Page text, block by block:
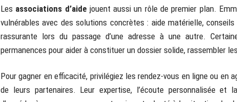
Les associations d’aide jouent aussi un rôle de premier plan.
vulnérables avec des solutions concrètes : aide matérielle,
rassurante lors du passage d’une adresse à une autre.
permanences pour aider à constituer un dossier solide, rassembler
Pour gagner en efficacité, privilégiez les rendez-vous en ligne ou en
de leurs partenaires. Leur expertise, l’écoute personnalisée et